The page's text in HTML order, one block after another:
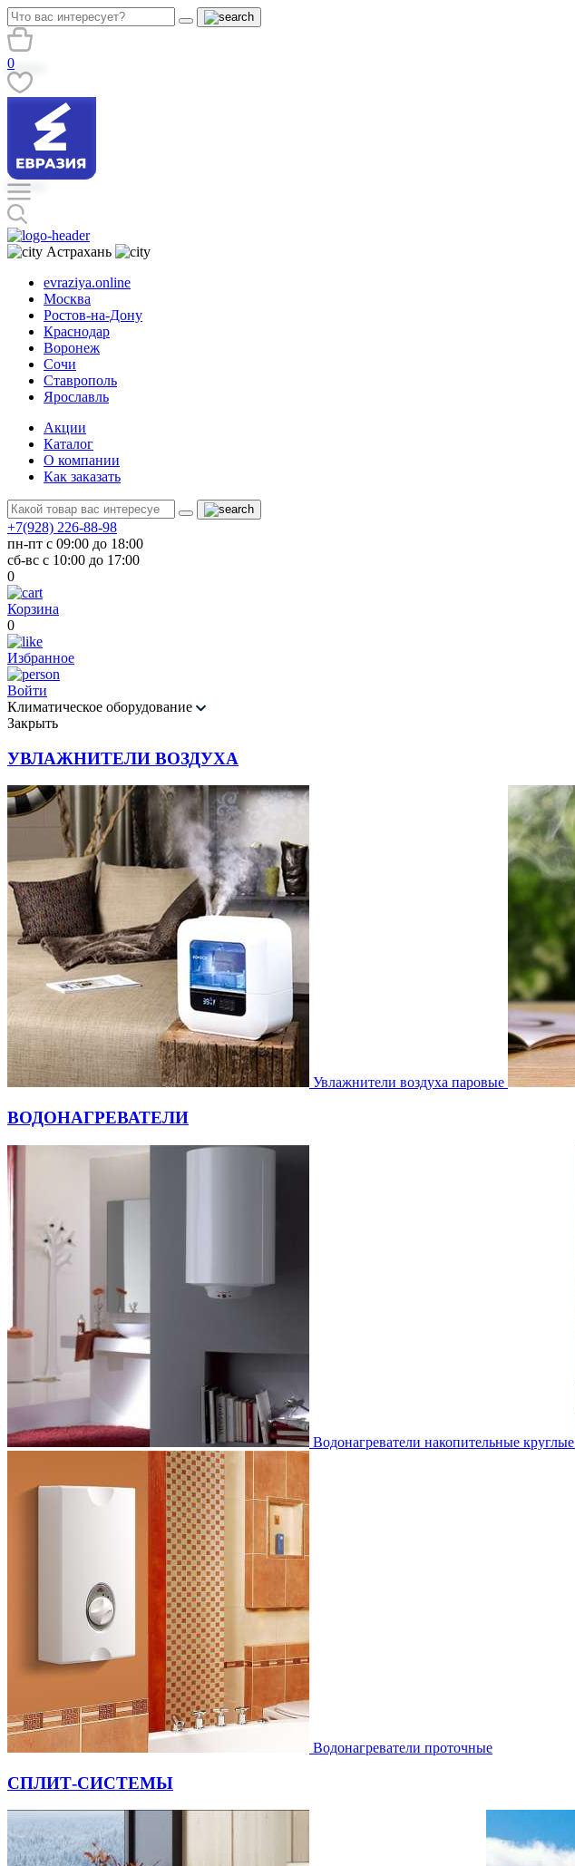
0
Астрахань
evraziya.online
Москва
Ростов-на-Дону
Краснодар
Воронеж
Сочи
Ставрополь
Ярославль
Акции
Каталог
О компании
Как заказать
+7(928) 226-88-98
пн-пт с 09:00 до 18:00
сб-вс с 10:00 до 17:00
0
Корзина
0
Избранное
Войти
Климатическое оборудование
Закрыть
УВЛАЖНИТЕЛИ ВОЗДУХА
Увлажнители воздуха паровые
ВОДОНАГРЕВАТЕЛИ
Водонагреватели накопительные круглые
Водонагреватели проточные
СПЛИТ-СИСТЕМЫ